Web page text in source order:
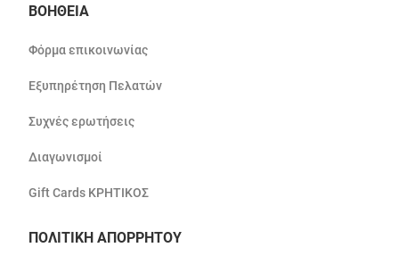
ΒΟΗΘΕΙΑ
Φόρμα επικοινωνίας
Εξυπηρέτηση Πελατών
Συχνές ερωτήσεις
Διαγωνισμοί
Gift Cards ΚΡΗΤΙΚΟΣ
ΠΟΛΙΤΙΚΗ ΑΠΟΡΡΗΤΟΥ